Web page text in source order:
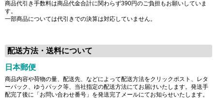
商品代引き手数料は商品代金合計に関わらず390円のご負担もお願いしていま
す。
一部商品については代引きでの決算は対応していません。
配送方法・送料について
日本郵便
商品内容や荷物の量、配送先、などによって配送方法をクリックポスト、レタ
ーパック、ゆうパック等、当社指定の配送方法にてお届けいたします。発送手
配完了後に「お問い合わせ番号」を発送完了メールにてお知らせいたします。